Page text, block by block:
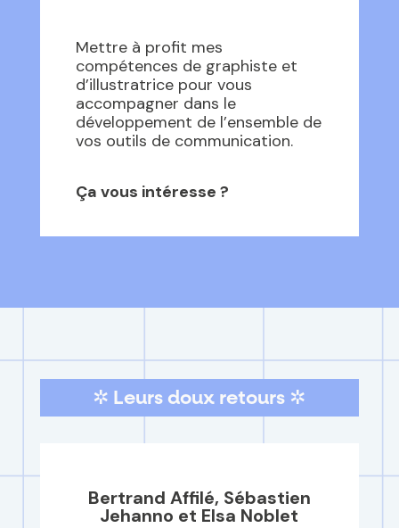
Mettre à profit mes
compétences de graphiste et
d’illustratrice pour vous
accompagner dans le
développement de l’ensemble de
vos outils de communication.
Ça vous intéresse ?
✲ Leurs doux retours ✲
Bertrand Affilé, Sébastien
Jehanno et Elsa Noblet